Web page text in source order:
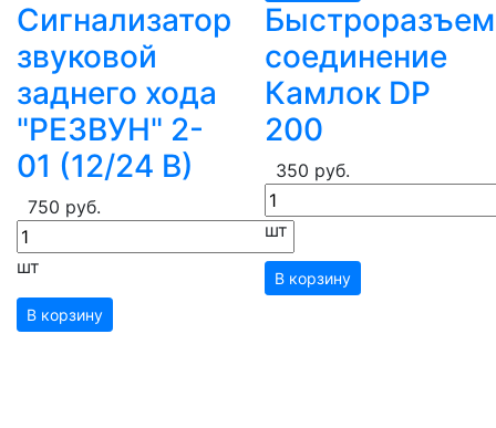
Сигнализатор
звуковой
заднего хода
"РЕЗВУН" 2-
01 (12/24 В)
750 руб.
шт
В корзину
соединение
Камлок DP
200
350 руб.
шт
В корзину